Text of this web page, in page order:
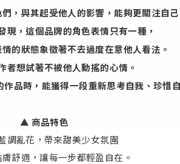
，與其起受他人的影響，能夠更關注自己
現，這個品牌的角色表情只有一種，
的狀態象徵著不去過度在意他人看法。
者想試著不被他人動搖的心情。
品時，能獲得一段重新思考自我、珍惜
▲ 商品特色
調亂花，帶來甜美少女氛圍
舒適，讓每一步都輕盈自在。